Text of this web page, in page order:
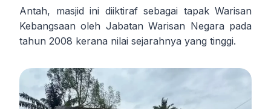
Antah, masjid ini diiktiraf sebagai tapak Warisan
Kebangsaan oleh Jabatan Warisan Negara pada
tahun 2008 kerana nilai sejarahnya yang tinggi.